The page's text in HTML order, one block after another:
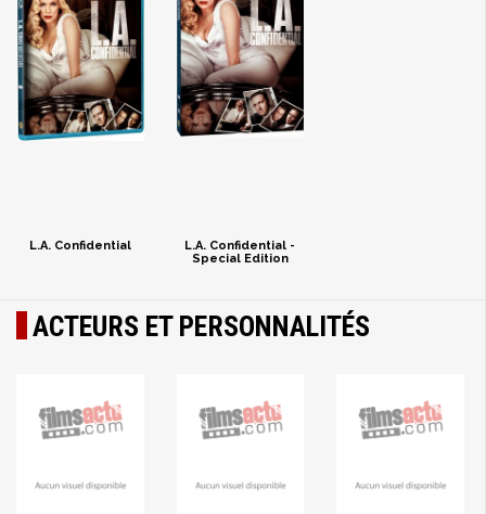
L.A. Confidential
L.A. Confidential -
Special Edition
ACTEURS ET PERSONNALITÉS